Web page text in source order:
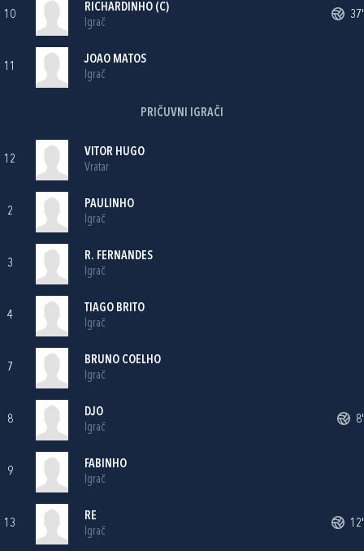
10
RICHARDINHO (C)
Igrač
37'
11
JOAO MATOS
Igrač
PRIČUVNI IGRAČI
12
VITOR HUGO
Vratar
2
PAULINHO
Igrač
3
R. FERNANDES
Igrač
4
TIAGO BRITO
Igrač
7
BRUNO COELHO
Igrač
8
DJO
Igrač
8'
9
FABINHO
Igrač
13
RE
Igrač
12'